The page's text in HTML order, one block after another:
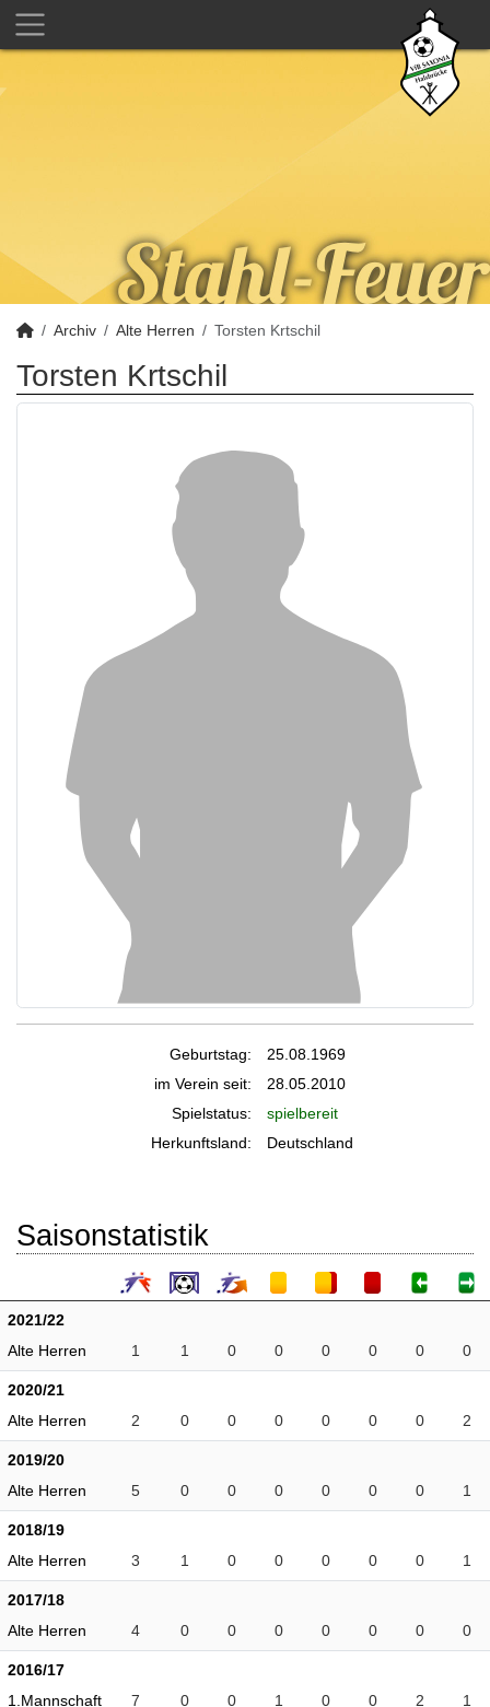
Archiv Alte Herren Torsten Krtschil
Torsten Krtschil
Geburtstag:
25.08.1969
im Verein seit:
28.05.2010
Spielstatus:
spielbereit
Herkunftsland:
Deutschland
Saisonstatistik
2021/22
Alte Herren
1 1 0 0 0 0 0 0
2020/21
Alte Herren
2 0 0 0 0 0 0 2
2019/20
Alte Herren
5 0 0 0 0 0 0 1
2018/19
Alte Herren
3 1 0 0 0 0 0 1
2017/18
Alte Herren
4 0 0 0 0 0 0 0
2016/17
1.Mannschaft
7 0 0 1 0 0 2 1